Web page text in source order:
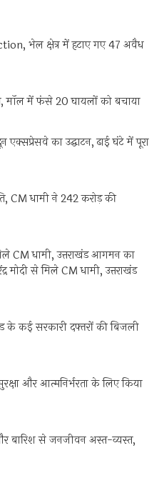
भेल क्षेत्र में हटाए गए 47 अवैध
मॉल में फंसे 20 घायलों को बचाया
एक्सप्रेसवे का उद्घाटन, ढाई घंटे में पूरा
CM धामी ने 242 करोड़ की
CM धामी, उत्तराखंड आगमन का
मोदी से मिले CM धामी, उत्तराखंड
के कई सरकारी दफ्तरों की बिजली
और आत्मनिर्भरता के लिए किया
और बारिश से जनजीवन अस्त-व्यस्त,